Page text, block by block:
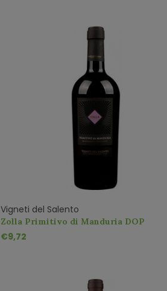
Vigneti del Salento
Zolla Primitivo di Manduria DOP
€9,72